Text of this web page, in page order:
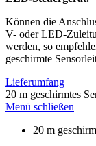
Können die
V- oder LED-
werden, so
geschirmte
Lieferumfang
20 m geschirmtes
Menü schließen
20 m